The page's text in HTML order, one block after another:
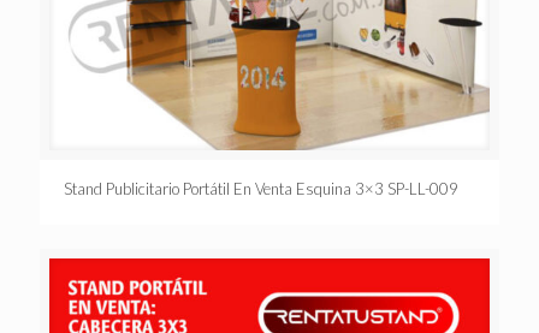
Stand Publicitario Portátil En Venta Esquina 3×3 SP-LL-009